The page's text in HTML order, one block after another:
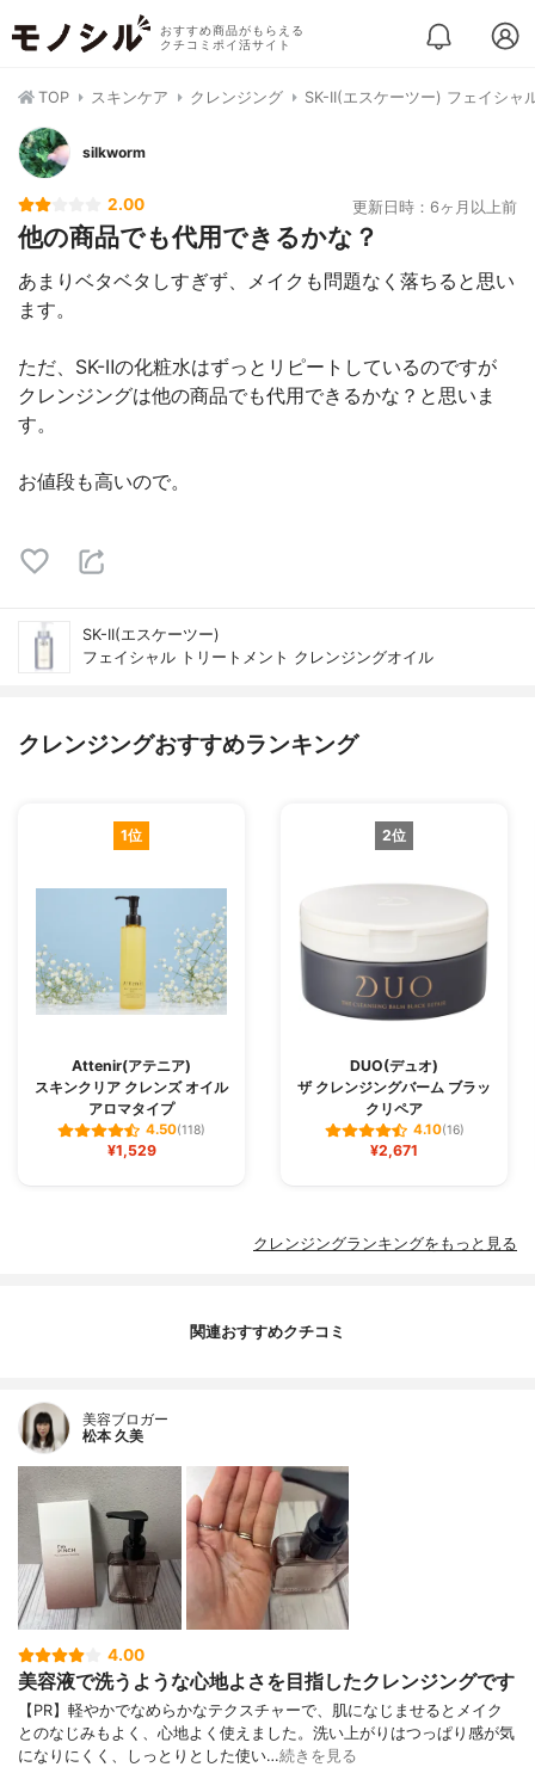
おすすめ商品がもらえる
クチコミポイ活サイト
TOP スキンケア クレンジング SK-II(エスケーツー) フェイシャ
silkworm
2.00 更新日時：6ヶ月以上前
他の商品でも代用できるかな？
あまりベタベタしすぎず、メイクも問題なく落ちると思い
ます。
ただ、SK-Ⅱの化粧水はずっとリピートしているのですが
クレンジングは他の商品でも代用できるかな？と思いま
す。
お値段も高いので。
SK-II(エスケーツー)
フェイシャル トリートメント クレンジングオイル
クレンジングおすすめランキング
1位
Attenir(アテニア)
スキンクリア クレンズ オイル
アロマタイプ
4.50(118)
¥1,529
2位
DUO(デュオ)
ザ クレンジングバーム ブラッ
クリペア
4.10(16)
¥2,671
クレンジングランキングをもっと見る
関連おすすめクチコミ
美容ブロガー
松本 久美
4.00
美容液で洗うような心地よさを目指したクレンジングです
【PR】軽やかでなめらかなテクスチャーで、肌になじませるとメイク
とのなじみもよく、心地よく使えました。洗い上がりはつっぱり感が気
になりにくく、しっとりとした使い…続きを見る